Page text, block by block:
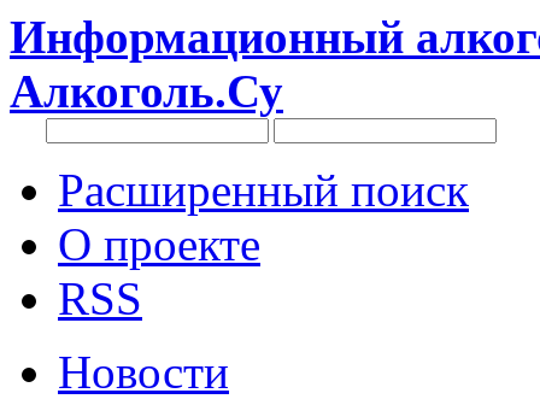
Информационный
Алкоголь.Су
Расширенный поиск
О проекте
RSS
Новости